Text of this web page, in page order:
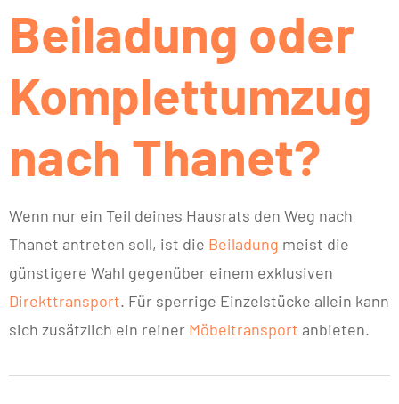
Beiladung oder
Komplettumzug
nach Thanet?
Wenn nur ein Teil deines Hausrats den Weg nach
Thanet antreten soll, ist die Beiladung meist die
günstigere Wahl gegenüber einem exklusiven
Direkttransport. Für sperrige Einzelstücke allein kann
sich zusätzlich ein reiner Möbeltransport anbieten.